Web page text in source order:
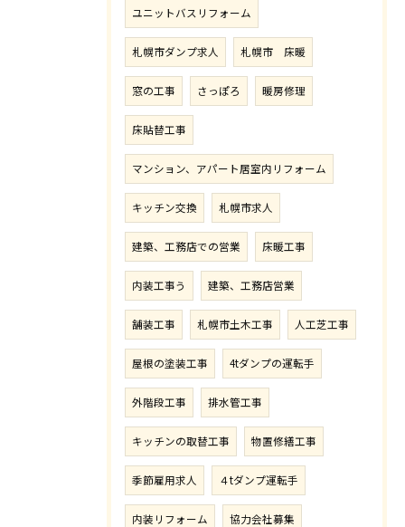
ユニットバスリフォーム
札幌市ダンプ求人 札幌市 床暖
窓の工事 さっぽろ 暖房修理
床貼替工事
マンション、アパート居室内リフォーム
キッチン交換 札幌市求人
建築、工務店での営業 床暖工事
内装工事う 建築、工務店営業
舗装工事 札幌市土木工事 人工芝工事
屋根の塗装工事 4tダンプの運転手
外階段工事 排水管工事
キッチンの取替工事 物置修繕工事
季節雇用求人 ４tダンプ運転手
内装リフォーム 協力会社募集